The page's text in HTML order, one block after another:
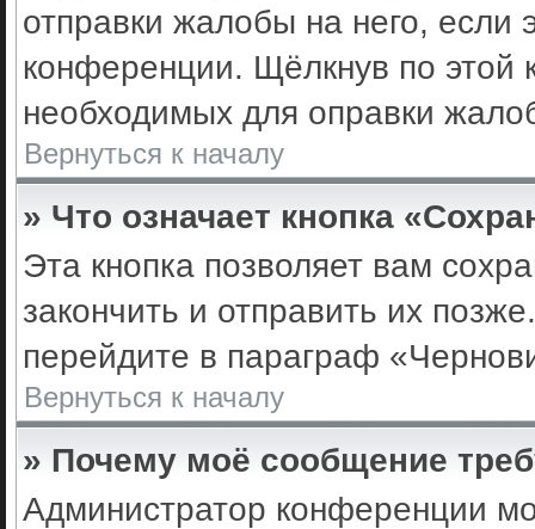
отправки жалобы на него,
конференции. Щёлкнув по этой
необходимых для оправки
Вернуться к началу
» Что означает кнопка
Эта кнопка позволяет вам
закончить и отправить их
перейдите в параграф
Вернуться к началу
» Почему моё сообщение
Администратор конференции